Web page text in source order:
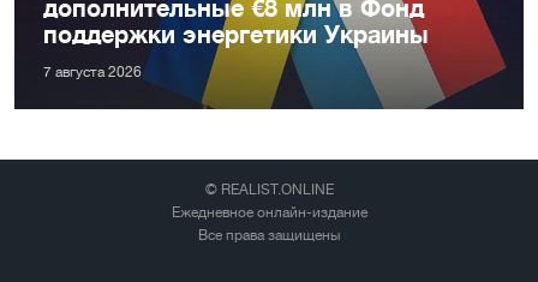
дополнительные €8 млн в Фонд
поддержки энергетики Украины
7 августа 2026
© REALIST.ONLINE
Ежедневное онлайн-издание
Все права защищены